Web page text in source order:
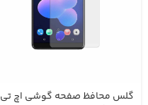
گلس محافظ صفحه گوشی اچ تی